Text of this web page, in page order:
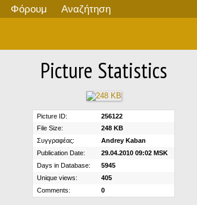
Φόρουμ Αναζήτηση
Picture Statistics
Picture ID:
256122
File Size:
248 KB
Συγγραφέας:
Andrey Kaban
Publication Date:
29.04.2010 09:02 MSK
Days in Database:
5945
Unique views:
405
Comments:
0